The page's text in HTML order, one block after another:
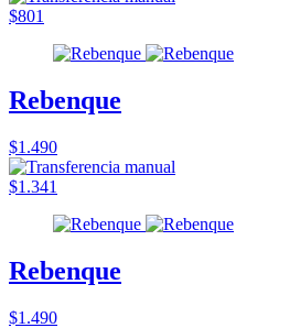
$801
Rebenque
$1.490
$1.341
Rebenque
$1.490